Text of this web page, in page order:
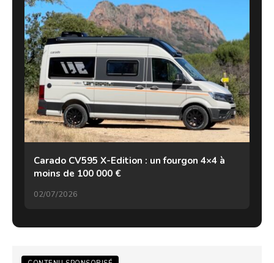
Carado CV595 X-Edition : un fourgon 4×4 à
moins de 100 000 €
02/07/2026